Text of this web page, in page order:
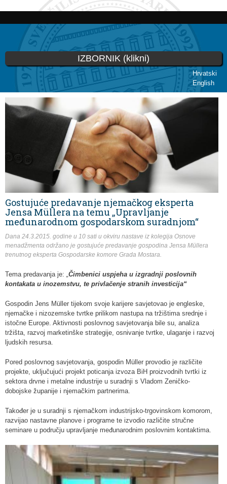
Skoči
glavni
sadržaj
Hrvatski
English
IZBORNIK (klikni)
Vi ste ovdje
Gostujuće predavanje njemačkog eksperta
Jensa Müllera na temu „Upravljanje
međunarodnom gospodarskom suradnjom“
Dana 24.3.2015. godine u 10 sati u okviru nastave iz kolegija Osnove
menadžmenta održano je gostujuće predavanje gospodina Jensa Müllera
trenutnog eksperta Gospodarske komore Grada Mostara.
Tema predavanja je: „Čimbenici uspjeha u izgradnji poslovnih
kontakata u inozemstvu, te privlačenje stranih investicija“
Gospodin Jens Müller tijekom svoje karijere savjetovao je engleske,
njemačke i nizozemske tvrtke prilikom nastupa na tržištima srednje i
istočne Europe. Aktivnosti poslovnog savjetovanja bile su, analiza
tržišta, razvoj marketinške strategije, osnivanje tvrtke, ulaganje i razvoj
ljudskih resursa.
Pored poslovnog savjetovanja, gospodin Müller provodio je različite
projekte, uključujući projekt poticanja izvoza BiH proizvodnih tvrtki iz
sektora drvne i metalne industrije u suradnji s Vladom Zeničko-
dobojske županije i njemačkim partnerima.
Također je u suradnji s njemačkom industrijsko-trgovinskom komorom,
razvijao nastavne planove i programe te izvodio različite stručne
seminare u području upravljanje međunarodnim poslovnim kontaktima.